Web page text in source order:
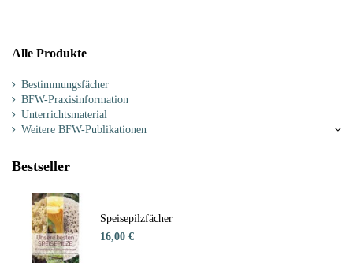
Alle Produkte
Bestimmungsfächer
BFW-Praxisinformation
Unterrichtsmaterial
Weitere BFW-Publikationen
Bestseller
Speisepilzfächer
16,00 €